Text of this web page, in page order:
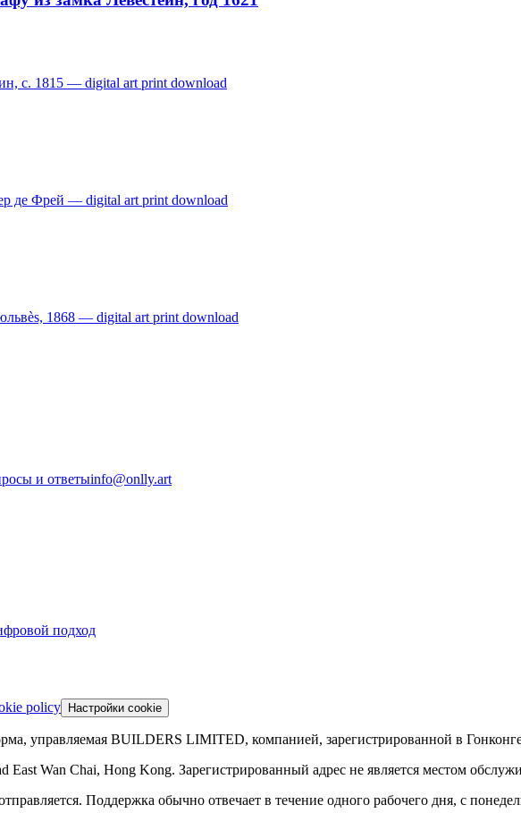
и ответыinfo@onlly.art
подход
policy Настройки cookie
управляемая BUILDERS LIMITED, компанией, зарегистрированной в
East Wan Chai, Hong Kong. Зарегистрированный адрес не является местом
Поддержка обычно отвечает в течение одного рабочего дня, с